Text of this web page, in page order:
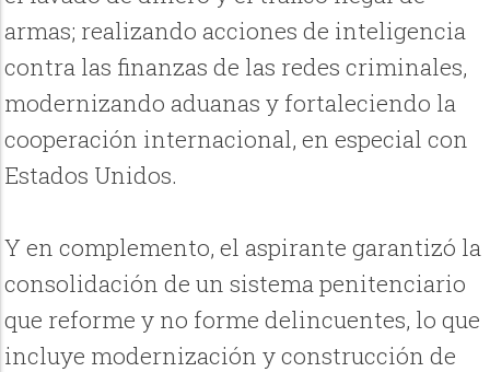
armas; realizando acciones de inteligencia
contra las finanzas de las redes criminales,
modernizando aduanas y fortaleciendo la
cooperación internacional, en especial con
Estados Unidos.
Y en complemento, el aspirante garantizó la
consolidación de un sistema penitenciario
que reforme y no forme delincuentes, lo que
incluye modernización y construcción de